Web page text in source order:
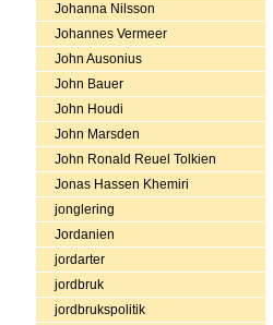
Johanna Nilsson
Johannes Vermeer
John Ausonius
John Bauer
John Houdi
John Marsden
John Ronald Reuel Tolkien
Jonas Hassen Khemiri
jonglering
Jordanien
jordarter
jordbruk
jordbrukspolitik